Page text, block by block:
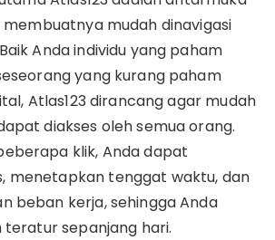
mudah dinavigasi
Anda individu yang paham
yang kurang paham
Atlas123 dirancang agar mudah
diakses oleh semua orang.
klik, Anda dapat
menetapkan tenggat waktu, dan
beban kerja, sehingga Anda
sepanjang hari.